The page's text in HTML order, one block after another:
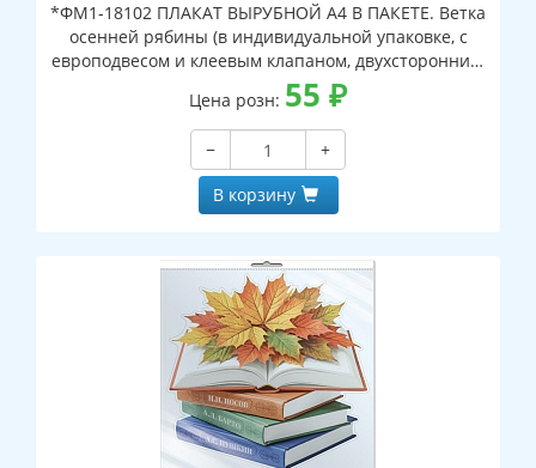
*ФМ1-18102 ПЛАКАТ ВЫРУБНОЙ А4 В ПАКЕТЕ. Ветка
осенней рябины (в индивидуальной упаковке, с
европодвесом и клеевым клапаном, двухсторонний,
ВД-лак)
Цена розн: 55 ₽
−
+
В корзину